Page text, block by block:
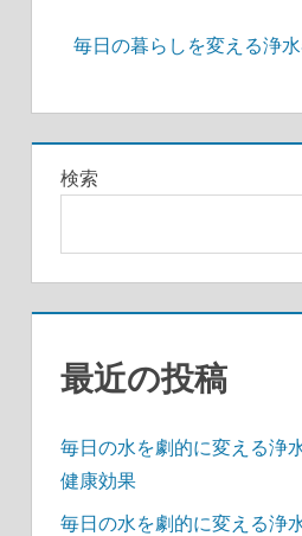
ゲ
ー
シ
ョ
ン
毎日の暮らしを変える浄
検索
最近の投稿
毎日の水を劇的に変える浄
健康効果
毎日の水を劇的に変える浄